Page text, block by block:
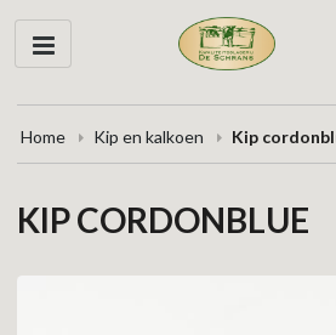
Home Kip en kalkoen Kip
KIP CORDONBLUE